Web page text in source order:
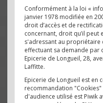
Conformément à la loi «
janvier 1978 modifiée en
droit d’accès et de
concernant, droit qu’il peut
s'adressant au propriétaire
effectuant sa demande par
Epicerie de Longueil, 28,
Laffitte.
Epicerie de Longueil est en
recommandation "Cookies"
d'audience utilisé est Piwik